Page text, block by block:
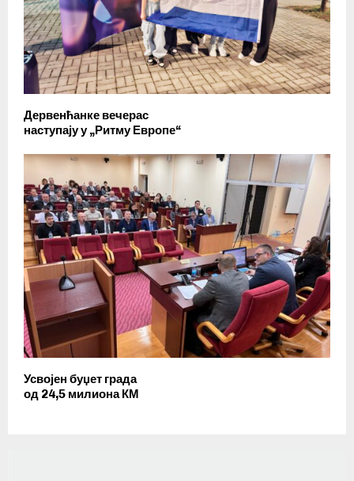
Дервенћанке вечерас
наступају у „Ритму Европе“
Усвојен буџет града
од 24,5 милиона КМ